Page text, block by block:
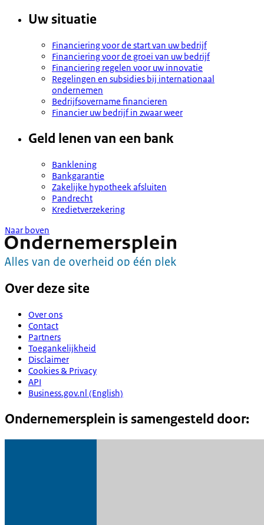
Uw situatie
Financiering voor de start van uw bedrijf
Financiering voor de groei van uw bedrijf
Financiering regelen voor uw innovatie
Regelingen en subsidies bij internationaal
ondernemen
Bedrijfsovername financieren
Financier uw bedrijf in zwaar weer
Geld lenen van een bank
Banklening
Bankgarantie
Zakelijke hypotheek afsluiten
Pandrecht
Kredietverzekering
Naar boven
Over deze site
Over ons
Contact
Partners
Toegankelijkheid
Disclaimer
Cookies & Privacy
API
Business.gov.nl (English)
Ondernemersplein is samengesteld door: